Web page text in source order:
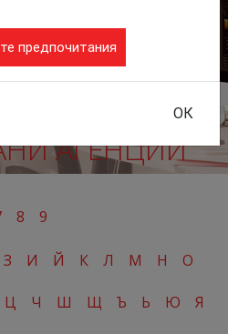
АГЕНЦИИ
8 9
З И Й К Л М Н О
Ц Ч Ш Щ Ъ Ь Ю Я
предпочитания
ОК